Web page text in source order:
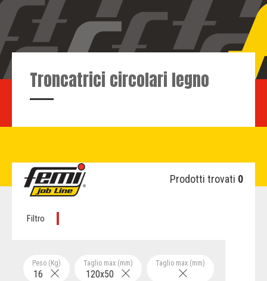
Troncatrici circolari legno
Prodotti trovati 0
Filtro
Taglio max (mm)
Taglio max (mm)
120x50
Peso (Kg)
16